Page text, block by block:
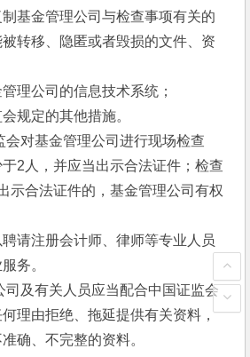
金管理公司与检查事项有关的
转移、隐匿或者毁损的文件、资
公司的信息技术系统；
定的其他措施。
会对基金管理公司进行现场检查
2人，并应当出示合法证件；检查
示合法证件的，基金管理公司有权
注册会计师、律师等专业人员
务。
司及有关人员应当配合中国证监会
理由拒绝、拖延提供有关资料，
确、不完整的资料。